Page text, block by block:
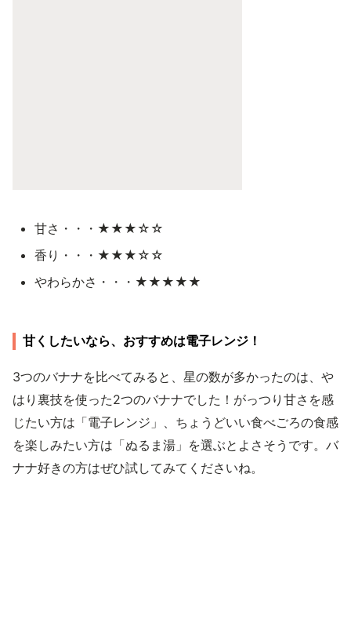
甘さ・・・★★★☆☆
香り・・・★★★☆☆
やわらかさ・・・★★★★★
甘くしたいなら、おすすめは電子レンジ！
3つのバナナを比べてみると、星の数が多かったのは、や
はり裏技を使った2つのバナナでした！がっつり甘さを感
じたい方は「電子レンジ」、ちょうどいい食べごろの食感
を楽しみたい方は「ぬるま湯」を選ぶとよさそうです。バ
ナナ好きの方はぜひ試してみてくださいね。